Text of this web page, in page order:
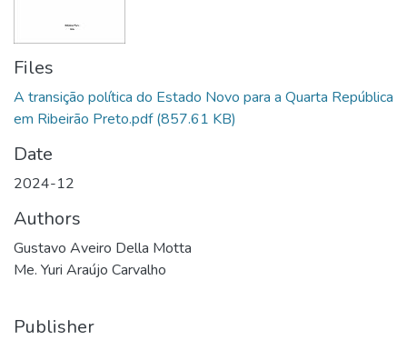
Files
A transição política do Estado Novo para a Quarta República
em Ribeirão Preto.pdf (857.61 KB)
Date
2024-12
Authors
Gustavo Aveiro Della Motta
Me. Yuri Araújo Carvalho
Publisher